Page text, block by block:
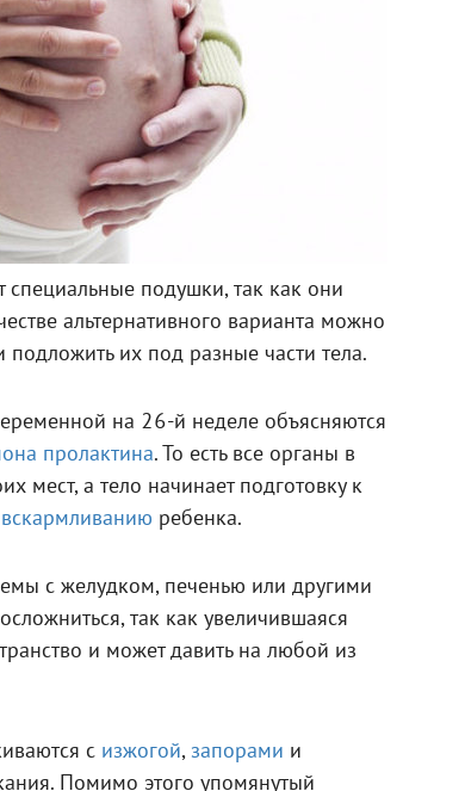
подушки, так как они
альтернативного варианта можно
их под разные части тела.
на 26-й неделе объясняются
пролактина. То есть все органы в
мест, а тело начинает подготовку к
вскармливанию ребенка.
с желудком, печенью или другими
так как увеличившаяся
и может давить на любой из
с изжогой, запорами и
Помимо этого упомянутый